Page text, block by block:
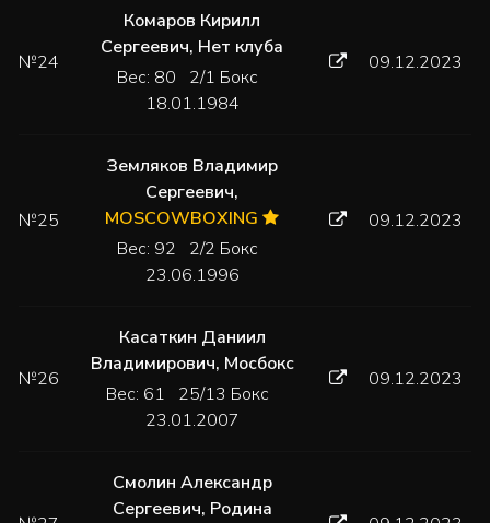
№24
Комаров Кирилл
Сергеевич, Нет клуба
Вес: 80 2/1 Бокс
18.01.1984
09.12.2023
№25
Земляков Владимир
Сергеевич,
MOSCOWBOXING
Вес: 92 2/2 Бокс
23.06.1996
09.12.2023
№26
Касаткин Даниил
Владимирович, Мосбокс
Вес: 61 25/13 Бокс
23.01.2007
09.12.2023
Смолин Александр
Сергеевич, Родина